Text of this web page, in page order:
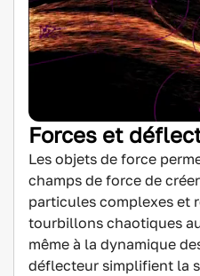
Forces et
Les objets de force
champs de force de
particules complexes et
tourbillons chaotiques
même à la dynamique
déflecteur simplifient la